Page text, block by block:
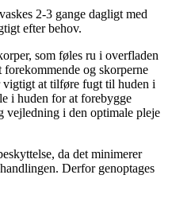
2-3 gange dagligt med
efter behov.
som føles ru i overfladen
og skorperne
vigtigt at tilføre fugt til huden i
i huden for at forebygge
vejledning i den optimale pleje
da det minimerer
Derfor genoptages